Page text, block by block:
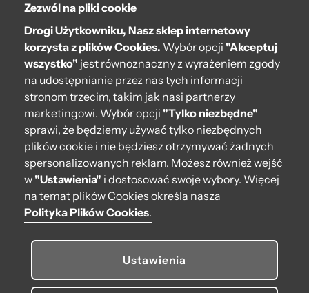
O bag
Pomoc
Moje O bag
Kontakt
222 571 414
bok@obagstore.pl
WhatsApp O bag Polska
Pon.-pt. w godz 08:00 - 16:00
Obserwuj nas
Zezwól na pliki cookie
Drogi Użytkowniku, Nasz sklep internetowy
korzysta z plików Cookies. Wybór opcji "Akceptuj
wszystko" jest równoznaczny z wyrażeniem zgody
na udostępnianie przez nas tych informacji
stronom trzecim, takim jak nasi partnerzy
marketingowi. Wybór opcji "Tylko niezbędne"
sprawi, że będziemy używać tylko niezbędnych
plików cookie i nie będziesz otrzymywać żadnych
spersonalizowanych reklam. Możesz również wejść
w"Ustawienia" i dostosować swoje wybory. Więcej
na temat plików Cookies określa nasza
Polityka Plików Cookies.
Ustawienia